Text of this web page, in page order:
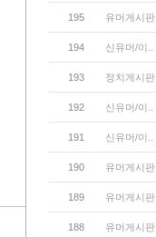
195 유머게시판
194 신유머/이..
193 정치게시판
192 신유머/이..
191 신유머/이..
190 유머게시판
189 유머게시판
188 유머게시판